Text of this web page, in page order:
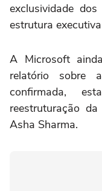
exclusividade
estrutura
A Microsoft
relatório sobre
confirmada,
reestruturação
Asha Sharma.